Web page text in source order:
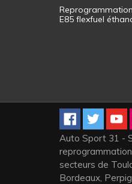
E85 flexfuel
Auto Sport 31 -
secteurs de
Bordeaux,